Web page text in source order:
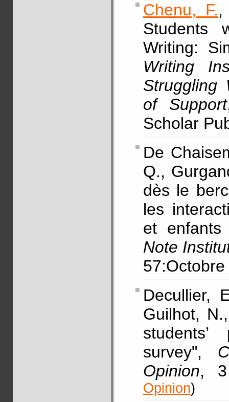
Chenu, F.,
Students
Writing:
Writing
Struggling
of Support
Scholar
De
Q.,
dès le
les
et
Note
57:Octobre
Decullier,
Guilhot,
survey",
Opinion,
Opinion)